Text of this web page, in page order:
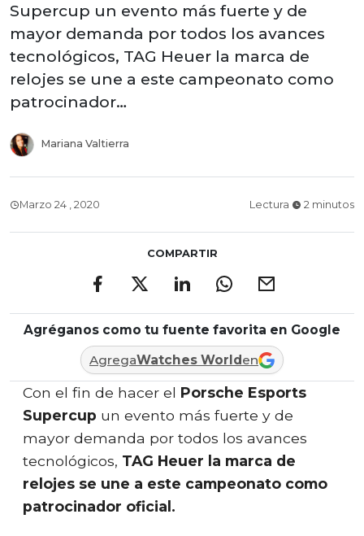
Supercup un evento más fuerte y de
mayor demanda por todos los avances
tecnológicos, TAG Heuer la marca de
relojes se une a este campeonato como
patrocinador…
Mariana Valtierra
Marzo 24 , 2020 Lectura 2 minutos
COMPARTIR
Agréganos como tu fuente favorita en Google
AgregaWatches Worlden
Con el fin de hacer el Porsche Esports
Supercup un evento más fuerte y de
mayor demanda por todos los avances
tecnológicos, TAG Heuer la marca de
relojes se une a este campeonato como
patrocinador oficial.